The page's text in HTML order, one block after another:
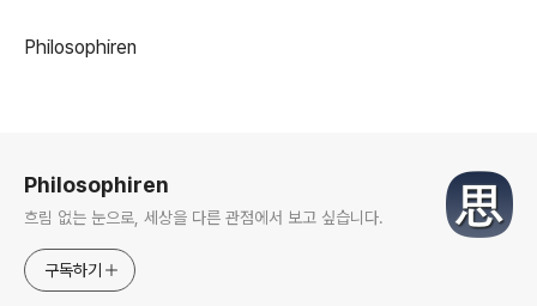
Philosophiren
Philosophiren
흐림 없는 눈으로, 세상을 다른 관점에서 보고 싶습니다.
구독하기